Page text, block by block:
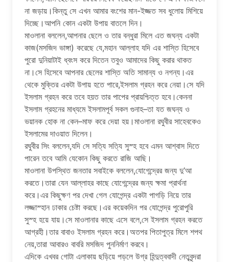
না জড়ায়।কিন্তু সে এখন আমার বংশের মান-ইজ্জত সব ধুলোয় মিশিয়ে
দিচ্ছে।আপনি কোন একটা উপায় বাতলে দিন।
মাওলানা বললেন,আপনার ছেলে ও তার বন্ধুরা মিলে এত জঘন্য একটা
কাজ(মসজিদ ভাঙ্গা) করেছে যে,মহান আল্লাহ যদি এর শাস্তি হিসেবে
পুরো দুনিয়াটাই ধ্বংস করে দিতেন তবুও আমাদের কিছু করার থাকত
না।সে হিসেবে আপনার ছেলের শাস্তি অতি সামান্য ও নগন্য।এর
থেকে মুক্তির একটা উপায় হতে পারে,ইসলাম গ্রহন করে নেয়া।সে যদি
ইসলাম গ্রহন করে তবে হয়ত তার পাপের প্রায়শ্চিত্ত হবে।কেননা
ইসলাম গ্রহনের মাধ্যমে ইসলামপূর্ব সকল গুনাহ–তা যত জঘন্য ও
ভয়ানক হোক না কেন–মাফ করে দেয়া হয়।মাওলানা রঘুবীর সাহেবকেও
ইসলামের দাওয়াত দিলেন।
রঘুবীর সিং বললেন,যদি সে সত্যি সত্যি সুস্হ হবে এমন আশ্বাস দিতে
পারেন তবে আমি যেকোন কিছু করতে রাজি আছি।
মাওলানা উপস্থিত জনতার সবাইকে বললেন,যোগেন্দ্রের জন্য দু’আ
করতে।তারা যেন আল্লাহর কাছে যোগেন্দ্রের জন্য ক্ষমা প্রার্থনা
করে।এর কিছুক্ষণ পর দেখা গেল যোগেন্দ্র একটা পাগড়ি নিয়ে তার
লজ্জাস্হান ঢাকার চেষ্টা করছে।এর কয়েকদিন পর যোগেন্দ্র পুরোপুরি
সুস্হ হয়ে যায়।সে মাওলানার কাছে এসে বলে,সে ইসলাম গ্রহন করতে
আগ্রহী।তার বাবাও ইসলাম গ্রহন করে।অতপর পিতাপুত্র মিলে শপথ
নেয়,তারা আবারও বাবরি মসজিদ পুননির্মাণ করবে।
এদিকে এখবর গোটা এলাকায় ছড়িয়ে পড়লে উগ্র হিন্দুত্ববাদী নেতৃবৃন্দরা